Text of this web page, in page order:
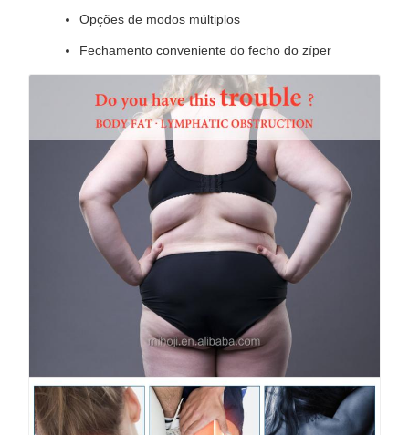
Opções de modos múltiplos
Fechamento conveniente do fecho do zíper